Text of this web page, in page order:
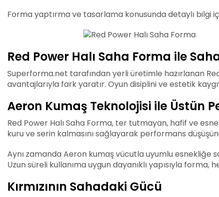
Forma yaptırma ve tasarlama konusunda detaylı bilgi
Red Power Halı Saha Forma ile
Superforma.net tarafından yerli üretimle hazırlanan
avantajlarıyla fark yaratır. Oyun disiplini ve estetik
Aeron Kumaş Teknolojisi ile Üstün
Red Power Halı Saha Forma, ter tutmayan, hafif ve
kuru ve serin kalmasını sağlayarak performans
Aynı zamanda Aeron kumaş vücutla uyumlu esnekliğe
Uzun süreli kullanıma uygun dayanıklı yapısıyla
Kırmızının Sahadaki Gücü